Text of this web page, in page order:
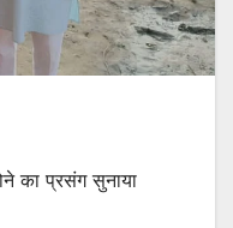
का प्रसंग सुनाया